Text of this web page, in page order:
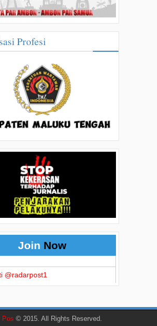
Profesi
Join Now
@radarpost1
Pos © 2015. All Rights Reserved.